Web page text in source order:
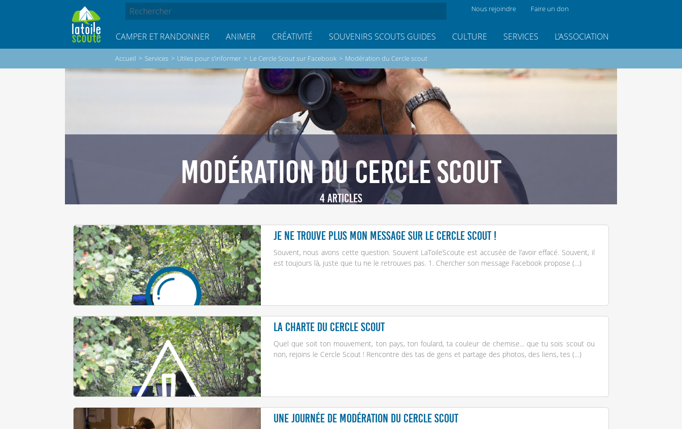
Nous rejoindre Faire un don
CAMPER ET RANDONNER ANIMER CRÉATIVITÉ SOUVENIRS SCOUTS GUIDES CULTURE SERVICES L’ASSOCIATION
Accueil > Services > Utiles pour s’informer > Le Cercle Scout sur Facebook > Modération du Cercle scout
MODÉRATION DU CERCLE SCOUT
4 ARTICLES
Je ne trouve plus mon message sur Le Cercle Scout !
Souvent, nous avons cette question. Souvent LaToileScoute est accusée de l’avoir effacé. Souvent, il
est toujours là, juste que tu ne le retrouves pas. 1. Chercher son message Facebook propose (…)
La Charte du Cercle Scout
Quel que soit ton mouvement, ton pays, ton foulard, ta couleur de chemise... que tu sois scout ou
non, rejoins le Cercle Scout ! Rencontre des tas de gens et partage des photos, des liens, tes (…)
Une journée de modération du Cercle Scout